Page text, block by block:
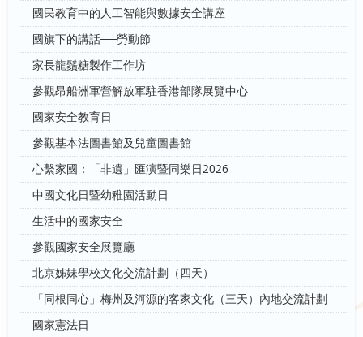
國民教育中的人工智能與數據安全講座
國旗下的講話──勞動節
家長龍鬚糖製作工作坊
參觀昂船洲軍營解放軍駐香港部隊展覽中心
國家安全教育日
參觀基本法圖書館及兒童圖書館
心繫家國：「非遺」匯演暨同樂日2026
中國文化日暨幼稚園活動日
生活中的國家安全
參觀國家安全展覽廳
北京姊妹學校文化交流計劃（四天）
「同根同心」梅州及河源的客家文化（三天）內地交流計劃
國家憲法日